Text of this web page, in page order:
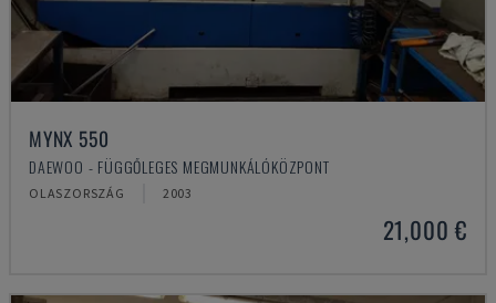
MYNX 550
DAEWOO - FÜGGŐLEGES MEGMUNKÁLÓKÖZPONT
OLASZORSZÁG 2003
21,000 €